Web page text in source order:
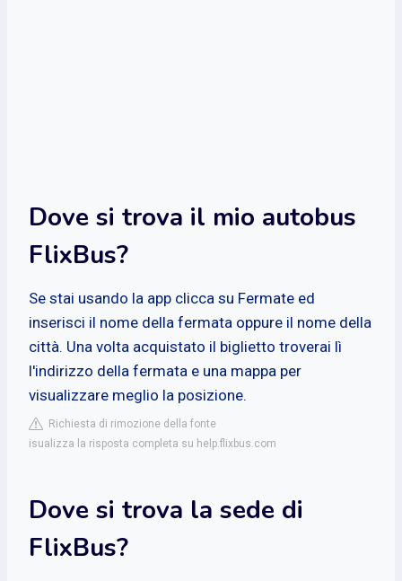
Dove si trova il mio autobus
FlixBus?
Se stai usando la app clicca su Fermate ed
inserisci il nome della fermata oppure il nome della
città. Una volta acquistato il biglietto troverai lì
l'indirizzo della fermata e una mappa per
visualizzare meglio la posizione.
Richiesta di rimozione della fonte
isualizza la risposta completa su help.flixbus.com
Dove si trova la sede di
FlixBus?